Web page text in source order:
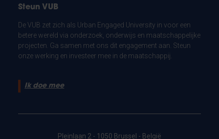
Steun VUB
De VUB zet zich als Urban Engaged University in voor een
betere wereld via onderzoek, onderwijs en maatschappelijke
projecten. Ga samen met ons dit engagement aan. Steun
onze werking en investeer mee in de maatschappij.
Ik doe mee
Pleinlaan 2 - 1050 Brussel - België